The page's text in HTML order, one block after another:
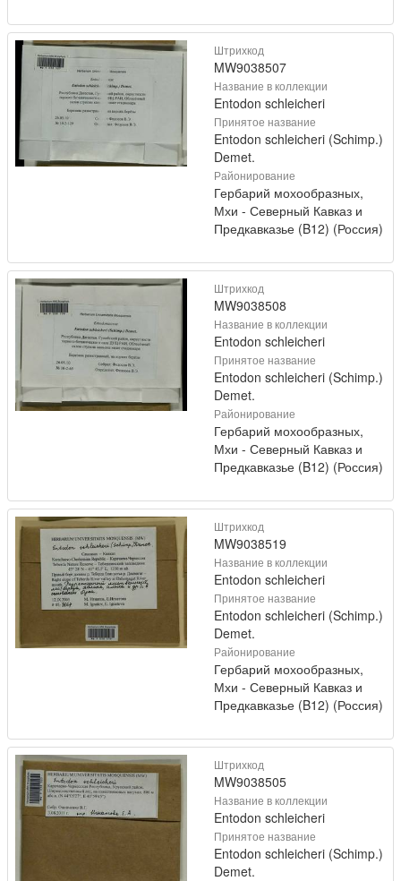
Штрихкод
MW9038507
Название в коллекции
Entodon schleicheri
Принятое название
Entodon schleicheri (Schimp.)
Demet.
Районирование
Гербарий мохообразных,
Мхи - Северный Кавказ и
Предкавказье (B12) (Россия)
Штрихкод
MW9038508
Название в коллекции
Entodon schleicheri
Принятое название
Entodon schleicheri (Schimp.)
Demet.
Районирование
Гербарий мохообразных,
Мхи - Северный Кавказ и
Предкавказье (B12) (Россия)
Штрихкод
MW9038519
Название в коллекции
Entodon schleicheri
Принятое название
Entodon schleicheri (Schimp.)
Demet.
Районирование
Гербарий мохообразных,
Мхи - Северный Кавказ и
Предкавказье (B12) (Россия)
Штрихкод
MW9038505
Название в коллекции
Entodon schleicheri
Принятое название
Entodon schleicheri (Schimp.)
Demet.